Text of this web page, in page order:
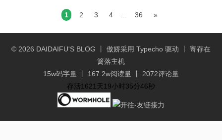
达到韩国这么离谱，但很多方面，实际已
eping:韩国受限于国土狭小、本土内需市
场先天有限，在建国之初就确立出口导向
的发展路径。依...
1 2 3 4 36 »
© 2026 DAIDAIFU'S BLOG 丨 傲娇采用 Typecho 驱动 丨 寄存在
篱落主机
15w码字量 丨 167.2w阅读量 丨 2072评论量
存活1621天19小时35分46秒